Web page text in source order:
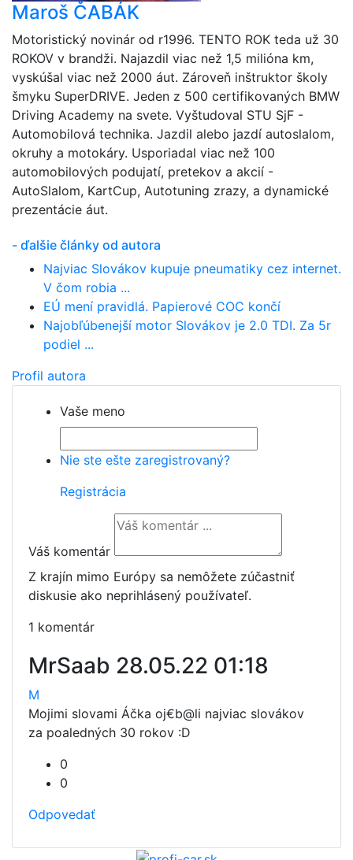
Maroš ČABÁK
Motoristický novinár od r1996. TENTO ROK teda už 30
ROKOV v brandži. Najazdil viac než 1,5 milióna km,
vyskúšal viac než 2000 áut. Zároveň inštruktor školy
šmyku SuperDRIVE. Jeden z 500 certifikovaných BMW
Driving Academy na svete. Vyštudoval STU SjF -
Automobilová technika. Jazdil alebo jazdí autoslalom,
okruhy a motokáry. Usporiadal viac než 100
automobilových podujatí, pretekov a akcií -
AutoSlalom, KartCup, Autotuning zrazy, a dynamické
prezentácie áut.
- ďalšie články od autora
Najviac Slovákov kupuje pneumatiky cez internet.
V čom robia ...
EÚ mení pravidlá. Papierové COC končí
Najobľúbenejší motor Slovákov je 2.0 TDI. Za 5r
podiel ...
Profil autora
Vaše meno
Nie ste ešte zaregistrovaný?
Registrácia
Váš komentár
Z krajín mimo Európy sa nemôžete zúčastniť
diskusie ako neprihlásený používateľ.
1 komentár
MrSaab 28.05.22 01:18
M
Mojimi slovami Áčka oj€b@li najviac slovákov
za poaledných 30 rokov :D
0
0
Odpovedať